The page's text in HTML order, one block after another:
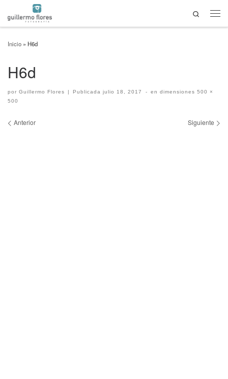
Saltar al contenido
Search
Inicio » H6d
H6d
por Guillermo Flores | Publicadajulio 18, 2017 - en dimensiones 500 ×
500
Navegación de imágenes
Anterior Siguiente